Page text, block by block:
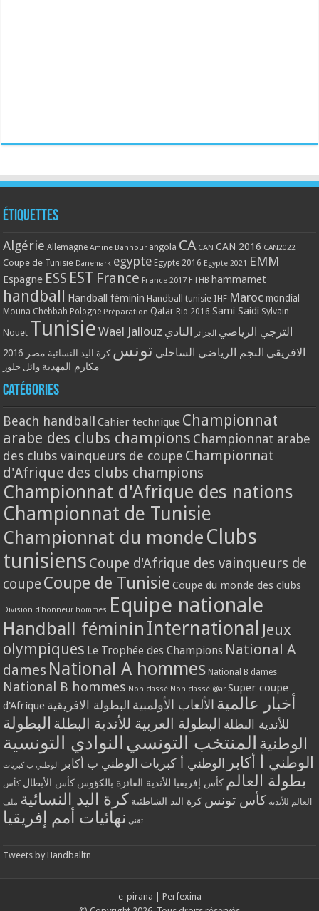
Étiquettes
Algérie Allemagne Amine Bannour angola CA CAN CAN 2016 CAN2022
Coupe de Tunisie Danemark egypte Egypte 2016 Egypte 2021 EMM
Espagne ESS EST France France 2017 FTHB hammamet
handball Handball féminin Handball tunisie IHF Maroc mondial
Mouna Chebbah Pologne Préparation Qatar Rio 2016 Sami Saidi Sylvain
Nouet Tunisie Wael Jallouz الترجي الرياضي الجزائر النادي
الافريقي النجم الرياضي الساحلي تونس كرة اليد النسائية مصر 2016
مكارم المهدية وائل جلوز
Catégories
Beach handball Cahier technique Championnat
arabe des clubs champions Championnat arabe
des clubs vainqueurs de coupe Championnat
d'Afrique des clubs champions
Championnat d'Afrique des nations
Championnat de Tunisie
Championnat du monde Clubs
tunisiens Coupe d'Afrique des vainqueurs de
coupe Coupe de Tunisie Coupe du monde des clubs
Division d'honneur hommes Equipe nationale
Handball féminin International Jeux
olympiques Le Trophée des Champions National A
dames National A hommes National B dames
National B hommes Non classé Non classé @ar Super coupe
d'Afrique
أخبار عالمية الألعاب الأولمبية البطولة الافريقية
للأندية البطلة البطولة العربية للأندية البطلة البطولة
الوطنية المنتخب التونسي النوادي التونسية
الوطني أ أكابر الوطني أ كبريات الوطني ب أكابر الوطني ب كبريات
بطولة العالم كأس إفريقيا للأندية الفائزة بالكؤوس كأس الأبطال كأس
العالم للأندية كأس تونس كرة اليد الشاطئية كرة اليد النسائية ملف
تقني نهائيات أمم إفريقيا
Tweets by Handballtn
e-pirana
Perfexina